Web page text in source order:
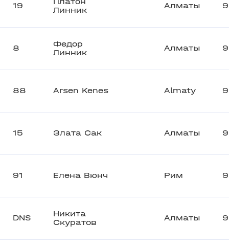
19
Платон
Линник
Алматы
8
Федор
Линник
Алматы
88 Arsen Kenes Almaty
15 Злата Сак Алматы
91 Елена Вюнч Рим
DNS
Никита
Скуратов
Алматы